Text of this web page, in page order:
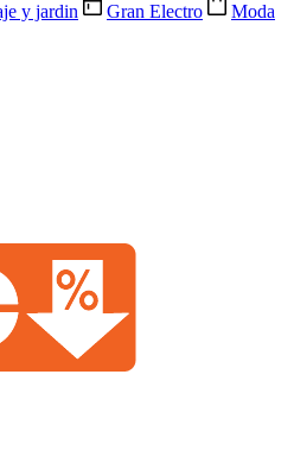
y jardin Gran Electro Moda